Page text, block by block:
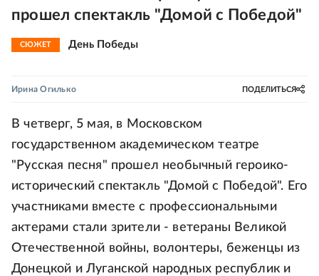
прошел спектакль "Домой с Победой"
СЮЖЕТ День Победы
Ирина Огилько ПОДЕЛИТЬСЯ
В четверг, 5 мая, в Московском
государственном академическом театре
"Русская песня" прошел необычный героико-
исторический спектакль "Домой с Победой". Его
участниками вместе с профессиональными
актерами стали зрители - ветераны Великой
Отечественной войны, волонтеры, беженцы из
Донецкой и Луганской народных республик и